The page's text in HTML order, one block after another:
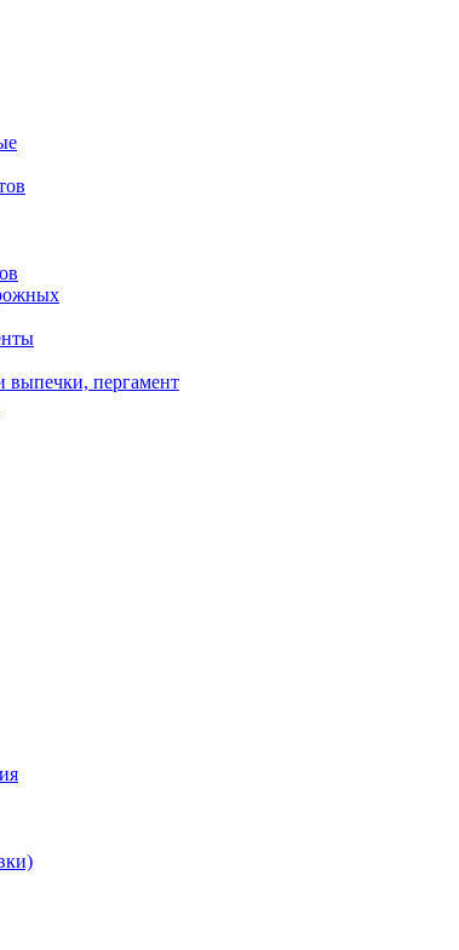
выпечки, пергамент